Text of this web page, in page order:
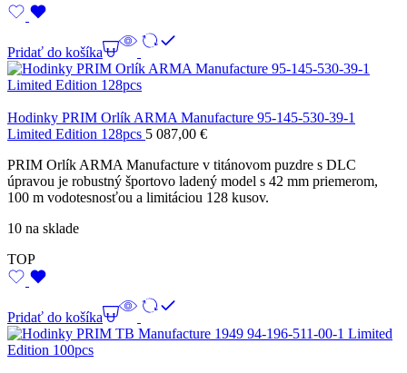
Pridať do košíka
Hodinky PRIM Orlík ARMA Manufacture 95-145-530-39-1
Limited Edition 128pcs 5 087,00 €
PRIM Orlík ARMA Manufacture v titánovom puzdre s DLC
úpravou je robustný športovo ladený model s 42 mm priemerom,
100 m vodotesnosťou a limitáciou 128 kusov.
10 na sklade
TOP
Pridať do košíka